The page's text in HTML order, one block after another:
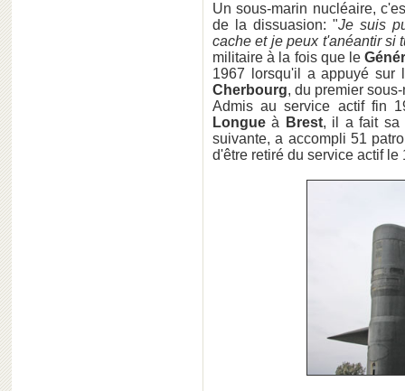
Un sous-marin nucléaire,
de la dissuasion: "Je suis
cache et je peux t'anéantir si
militaire à la fois que le
1967 lorsqu'il a appuyé sur
Cherbourg, du premier
Admis au service actif fin
Longue à Brest, il a fait sa
suivante, a accompli 51
d'être retiré du service actif le